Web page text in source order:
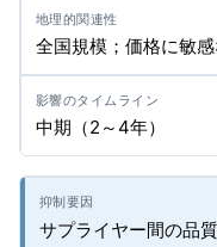
全国規模；価格に敏
中期（2～4年）
サプライヤー間の品